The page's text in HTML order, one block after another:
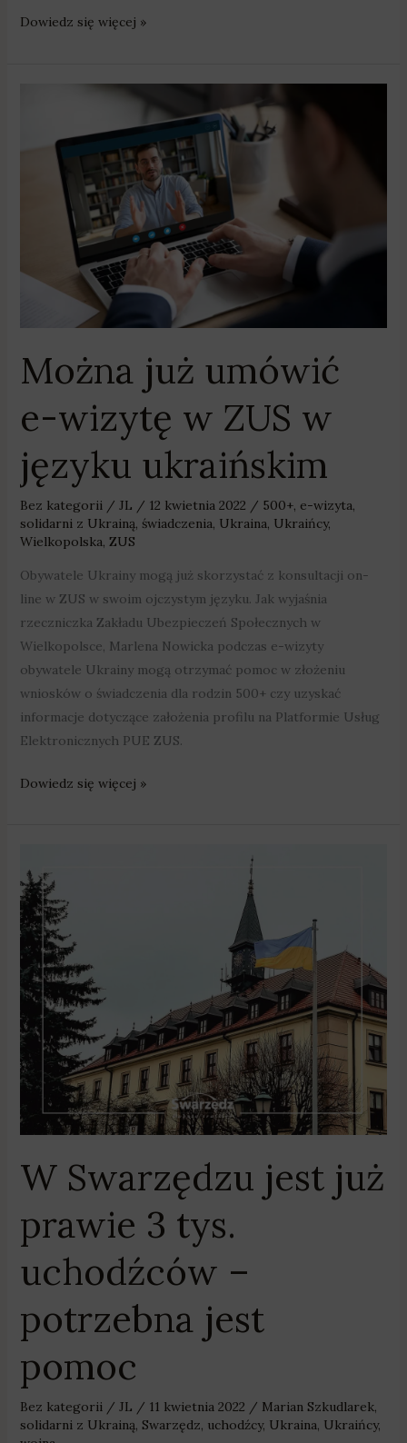
Dowiedz się więcej »
Można już umówić
e-wizytę w ZUS w
języku ukraińskim
Bez kategorii/ JL / 12 kwietnia 2022 / 500+, e-wizyta,
solidarni z Ukrainą, świadczenia, Ukraina, Ukraińcy,
Wielkopolska, ZUS
Obywatele Ukrainy mogą już skorzystać z konsultacji on-
line w ZUS w swoim ojczystym języku. Jak wyjaśnia
rzeczniczka Zakładu Ubezpieczeń Społecznych w
Wielkopolsce, Marlena Nowicka podczas e-wizyty
obywatele Ukrainy mogą otrzymać pomoc w złożeniu
wniosków o świadczenia dla rodzin 500+ czy uzyskać
informacje dotyczące założenia profilu na Platformie Usług
Elektronicznych PUE ZUS.
umówić
języku
ukraińskim
Dowiedz się więcej »
W Swarzędzu jest już
prawie 3 tys.
uchodźców –
potrzebna jest
pomoc
Bez kategorii/ JL / 11 kwietnia 2022 / Marian Szkudlarek,
solidarni z Ukrainą, Swarzędz, uchodźcy, Ukraina, Ukraińcy,
Swarzędzu
jest
już
prawie
3
tys.
uchodźców
–
potrzebna
jest
pomoc